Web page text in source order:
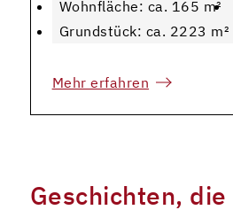
Wohnfläche: ca. 165 m²
Grundstück: ca. 2223 m²
Mehr erfahren
Geschichten, die